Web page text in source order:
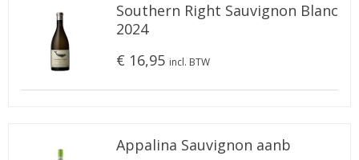
Southern Right Sauvignon Blanc
2024
€ 16,95 incl. BTW
Appalina Sauvignon aanb